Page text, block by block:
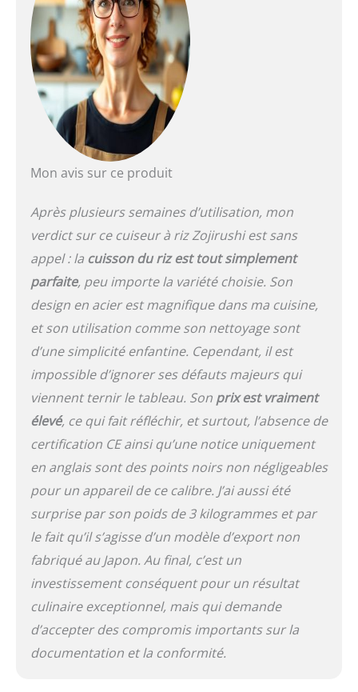
utilisation dans de
nombreuses régions
d'Europe et d'Asie.
Alimentation : CA 220-230
V (50/60 Hz), fiche forme :
type SE
Mon avis sur ce produit
Après plusieurs semaines d’utilisation, mon
verdict sur ce cuiseur à riz Zojirushi est sans
appel : la cuisson du riz est tout simplement
parfaite, peu importe la variété choisie. Son
design en acier est magnifique dans ma cuisine,
et son utilisation comme son nettoyage sont
d’une simplicité enfantine. Cependant, il est
impossible d’ignorer ses défauts majeurs qui
viennent ternir le tableau. Son prix est vraiment
élevé, ce qui fait réfléchir, et surtout, l’absence de
certification CE ainsi qu’une notice uniquement
en anglais sont des points noirs non négligeables
pour un appareil de ce calibre. J’ai aussi été
surprise par son poids de 3 kilogrammes et par
le fait qu’il s’agisse d’un modèle d’export non
fabriqué au Japon. Au final, c’est un
investissement conséquent pour un résultat
culinaire exceptionnel, mais qui demande
d’accepter des compromis importants sur la
documentation et la conformité.